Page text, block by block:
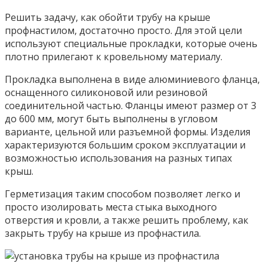
Решить задачу, как обойти трубу на крыше
профнастилом, достаточно просто. Для этой цели
используют специальные прокладки, которые очень
плотно прилегают к кровельному материалу.
Прокладка выполнена в виде алюминиевого фланца,
оснащенного силиконовой или резиновой
соединительной частью. Фланцы имеют размер от 3
до 600 мм, могут быть выполнены в угловом
варианте, цельной или разъемной формы. Изделия
характеризуются большим сроком эксплуатации и
возможностью использования на разных типах
крыш.
Герметизация таким способом позволяет легко и
просто изолировать места стыка выходного
отверстия и кровли, а также решить проблему, как
закрыть трубу на крыше из профнастила.